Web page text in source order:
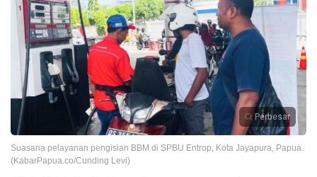
Perbesar
Suasana pelayanan pengisian BBM di SPBU Entrop, Kota Jayapura, Papua.
(KabarPapua.co/Cunding Levi)